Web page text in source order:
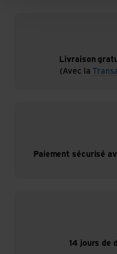
Livraison
(Avec la
Paiement sécurisé
14 jours de